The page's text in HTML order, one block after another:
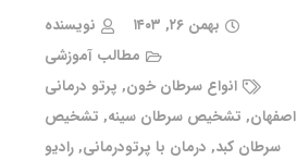
بهمن ۲۶, ۱۴۰۳
نویسنده
مطالب آموزشی
انواع سرطان خون, پرتو درمانی
اصفهان, تشخیص سرطان سینه, تشخیص
سرطان کبد, درمان با پرتودرمانی,رادیو